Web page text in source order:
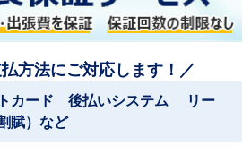
方法にご対応します！／
カード 後払いシステム リー
）など